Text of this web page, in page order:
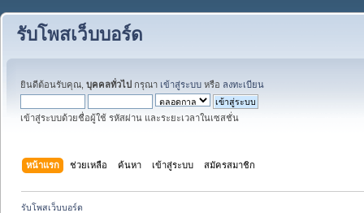
รับโพสเว็บบอร์ด
ยินดีต้อนรับคุณ, บุคคลทั่วไป กรุณา เข้าสู่ระบบ หรือ ลงทะเบียน
เข้าสู่ระบบด้วยชื่อผู้ใช้ รหัสผ่าน และระยะเวลาในเซสชั่น
หน้าแรก ช่วยเหลือ ค้นหา เข้าสู่ระบบ สมัครสมาชิก
รับโพสเว็บบอร์ด